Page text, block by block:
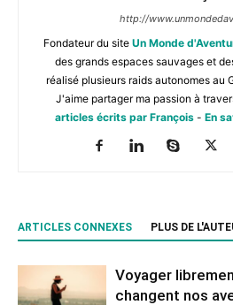
http://
Fondateur du site Un Monde
des grands espaces sauvages et
réalisé plusieurs raids autonomes au
J'aime partager ma passion à
articles écrits par François- En
ARTICLES CONNEXES PLUS DE
Voyager
changent nos